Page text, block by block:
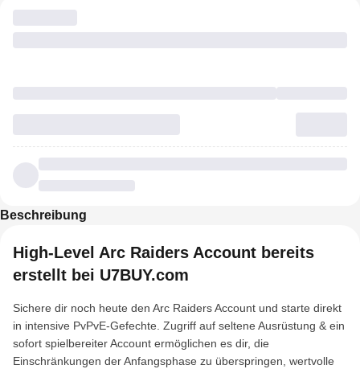
Beschreibung
High-Level Arc Raiders Account bereits
erstellt bei U7BUY.com
Sichere dir noch heute den Arc Raiders Account und starte direkt
in intensive PvPvE-Gefechte. Zugriff auf seltene Ausrüstung & ein
sofort spielbereiter Account ermöglichen es dir, die
Einschränkungen der Anfangsphase zu überspringen, wertvolle